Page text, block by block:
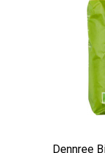
Dennree